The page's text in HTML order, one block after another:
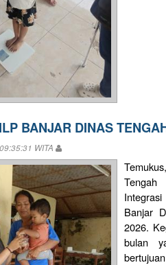
BANJAR DINAS
WITA
Tengah
Banjar
2026.
bulan